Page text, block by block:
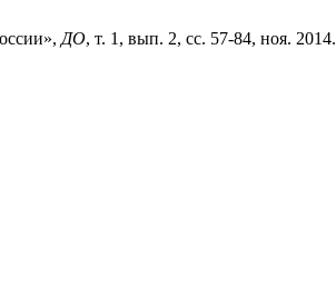
ДО, т. 1, вып. 2, сс. 57-84, ноя. 2014.